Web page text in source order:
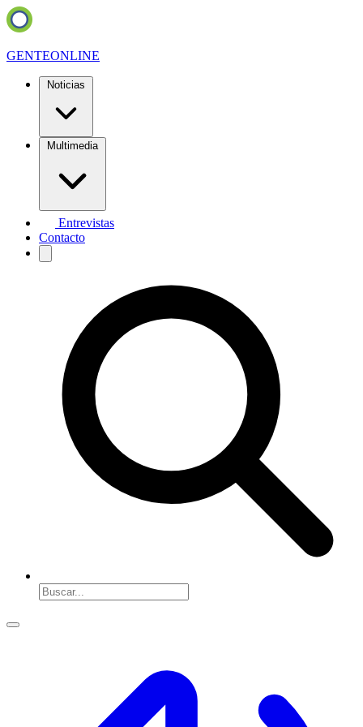
GENTEONLINE
Noticias
Multimedia
Entrevistas
Contacto